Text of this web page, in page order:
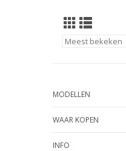
MODELLEN
WAAR KOPEN
INFO